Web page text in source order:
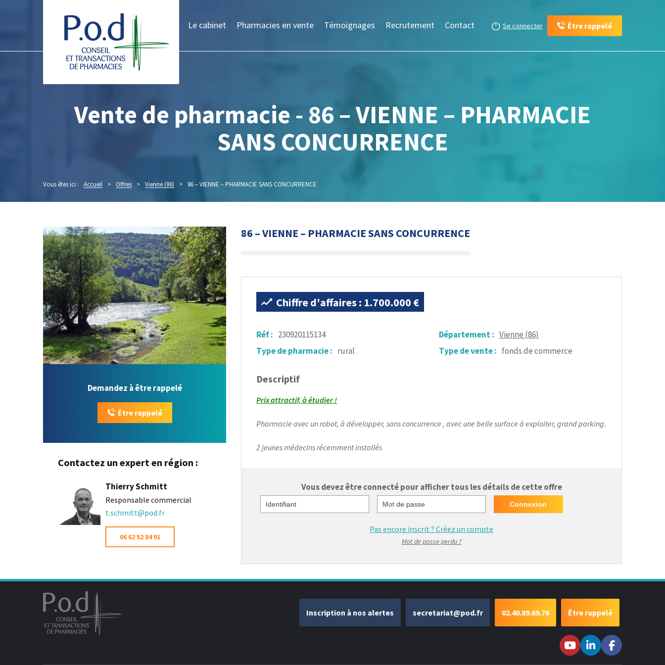
Le cabinet Pharmacies en vente Témoignages Recrutement Contact Se connecter Être rappelé
Vente de pharmacie - 86 – VIENNE – PHARMACIE
SANS CONCURRENCE
Vous êtes ici : Accueil > Offres > Vienne (86) > 86 – VIENNE – PHARMACIE SANS CONCURRENCE
Demandez à être rappelé
Être rappelé
Contactez un expert en région :
Thierry Schmitt
Responsable commercial
t.schmitt@pod.fr
06 62 52 84 91
86 – VIENNE – PHARMACIE SANS CONCURRENCE
Chiffre d'affaires : 1.700.000 €
Réf : 230920115134 Département : Vienne (86)
Type de pharmacie : rural Type de vente : fonds de commerce
Descriptif
Prix attractif, à étudier !
Pharmacie avec un robot, à développer, sans concurrence , avec une belle surface à exploiter, grand parking.
2 jeunes médecins récemment installés
Vous devez être connecté pour afficher tous les détails de cette offre
Identifiant
Mot de passe
Pas encore inscrit ? Créez un compte
Mot de passe perdu ?
Être rappelé
02.40.89.69.76
secretariat@pod.fr
Inscription à nos alertes